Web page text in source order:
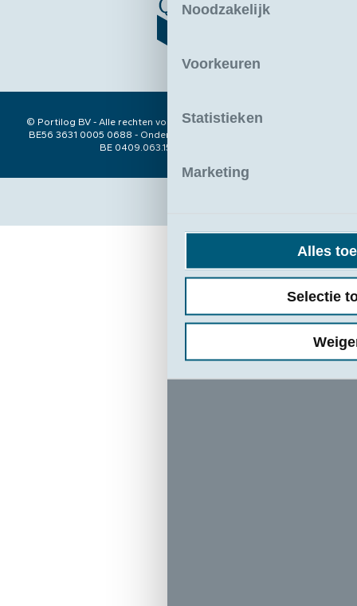
Noodzakelijk
Voorkeuren
Statistieken
Marketing
Alles
Selectie
© Portilog BV - Alle rechten voorbehouden - Rekeningnummer ING
BE56 3631 0005 0688 - Ondernemingsnr. 0409.063.153 - BTW nr.:
BE 0409.063.153 - RPR Antwerpen